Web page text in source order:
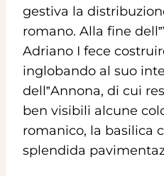
gestiva la
romano. Alla fine
Adriano I fece
inglobando al suo
dell‟Annona, di cui
ben visibili alcune
romanico, la basilica
splendida